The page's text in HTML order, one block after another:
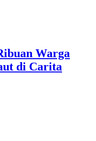
Warga
di Carita